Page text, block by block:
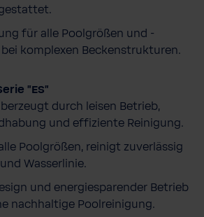
für alle Poolgrößen und -
komplexen Beckenstrukturen.
"ES"
durch leisen Betrieb,
und effiziente Reinigung.
Poolgrößen, reinigt zuverlässig
Wasserlinie.
und energiesparender Betrieb
nachhaltige Poolreinigung.